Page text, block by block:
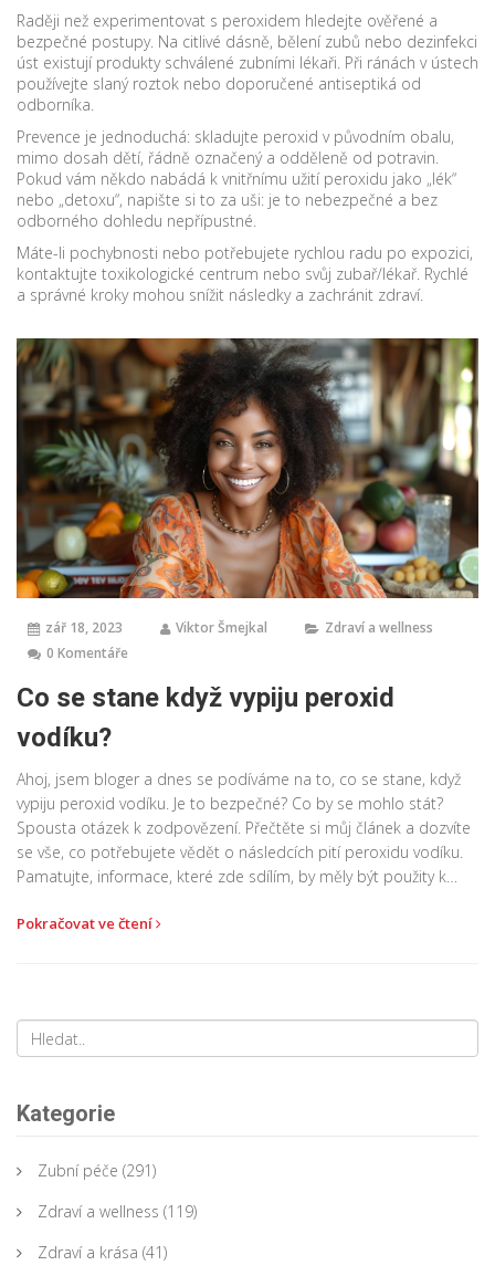
Raději než experimentovat s peroxidem hledejte ověřené a
bezpečné postupy. Na citlivé dásně, bělení zubů nebo dezinfekci
úst existují produkty schválené zubními lékaři. Při ránách v ústech
používejte slaný roztok nebo doporučené antiseptiká od
odborníka.
Prevence je jednoduchá: skladujte peroxid v původním obalu,
mimo dosah dětí, řádně označený a odděleně od potravin.
Pokud vám někdo nabádá k vnitřnímu užití peroxidu jako „lék“
nebo „detoxu“, napište si to za uši: je to nebezpečné a bez
odborného dohledu nepřípustné.
Máte-li pochybnosti nebo potřebujete rychlou radu po expozici,
kontaktujte toxikologické centrum nebo svůj zubař/lékař. Rychlé
a správné kroky mohou snížit následky a zachránit zdraví.
zář 18, 2023 Viktor Šmejkal
Zdraví a wellness
0 Komentáře
Co se stane když vypiju peroxid
vodíku?
Ahoj, jsem bloger a dnes se podíváme na to, co se stane, když
vypiju peroxid vodíku. Je to bezpečné? Co by se mohlo stát?
Spousta otázek k zodpovězení. Přečtěte si můj článek a dozvíte
se vše, co potřebujete vědět o následcích pití peroxidu vodíku.
Pamatujte, informace, které zde sdílím, by měly být použity k
Pokračovat ve čtení
Kategorie
Zubní péče (291)
Zdraví a wellness (119)
Zdraví a krása (41)